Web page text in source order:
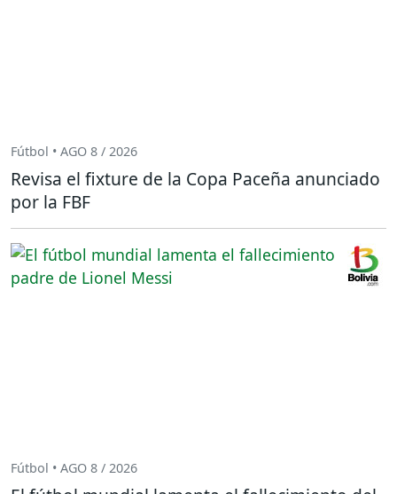
Fútbol • AGO 8 / 2026
Revisa el fixture de la Copa Paceña anunciado
por la FBF
Fútbol • AGO 8 / 2026